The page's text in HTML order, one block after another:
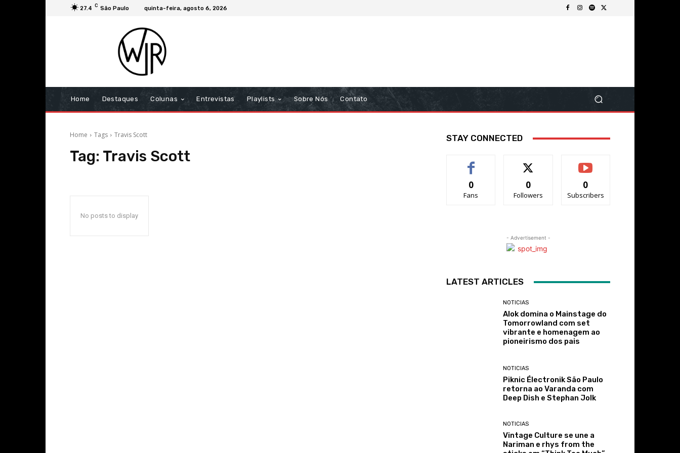
27.4 C São Paulo quinta-feira, agosto 6, 2026
Home Destaques Colunas Entrevistas Playlists Sobre Nós Contato
Home Tags Travis Scott
Tag: Travis Scott
No posts to display
STAY CONNECTED
0
Fans
0
Followers
0
Subscribers
- Advertisement -
LATEST ARTICLES
NOTICIAS
Alok domina o Mainstage do
Tomorrowland com set
vibrante e homenagem ao
pioneirismo dos pais
NOTICIAS
Piknic Électronik São Paulo
retorna ao Varanda com
Deep Dish e Stephan Jolk
NOTICIAS
Vintage Culture se une a
Nariman e rhys from the